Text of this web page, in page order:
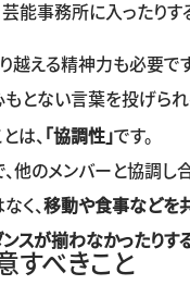
能事務所に入ったりす
越える精神力も必要で
とない言葉を投げら
は、 「協調性」です。
他のメンバーと協調
く、 移動や食事などを
ンスが揃わなかったりす
すべきこと